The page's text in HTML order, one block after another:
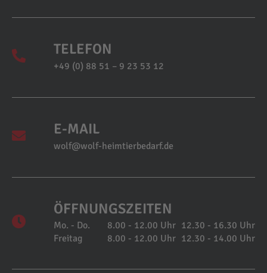
TELEFON
+49 (0) 88 51 – 9 23 53 12
E-MAIL
wolf@wolf-heimtierbedarf.de
ÖFFNUNGSZEITEN
Mo. - Do. 8.00 - 12.00 Uhr 12.30 - 16.30 Uhr
Freitag
8.00 - 12.00 Uhr 12.30 - 14.00 Uhr